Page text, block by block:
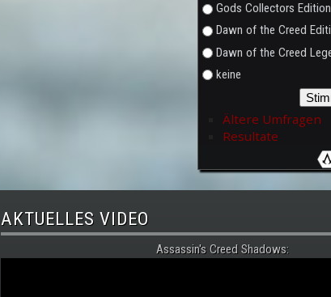
Gods Collectors Edition
Dawn of the Creed
Dawn of the Creed
keine
Ältere Umfragen
Resultate
AKTUELLES VIDEO
Assassin's Creed Shadows: